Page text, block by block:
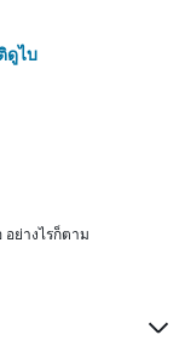
ดูไบ
อย่างไรก็ตาม